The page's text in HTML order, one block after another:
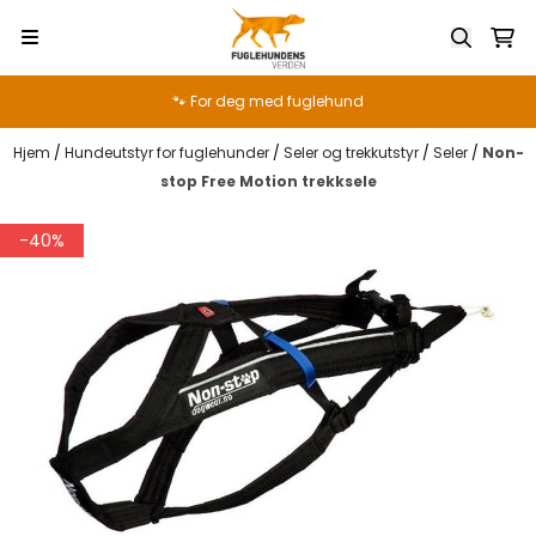
🐾 For deg med fuglehund
Hjem / Hundeutstyr for fuglehunder / Seler og trekkutstyr / Seler / Non-
stop Free Motion trekksele
-40%